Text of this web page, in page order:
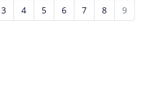
3 4 5 6 7 8 9